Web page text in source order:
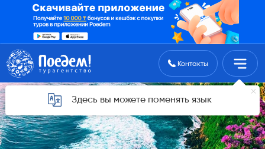
Поиск туровКонтакты
Здесь вы можете поменять язык